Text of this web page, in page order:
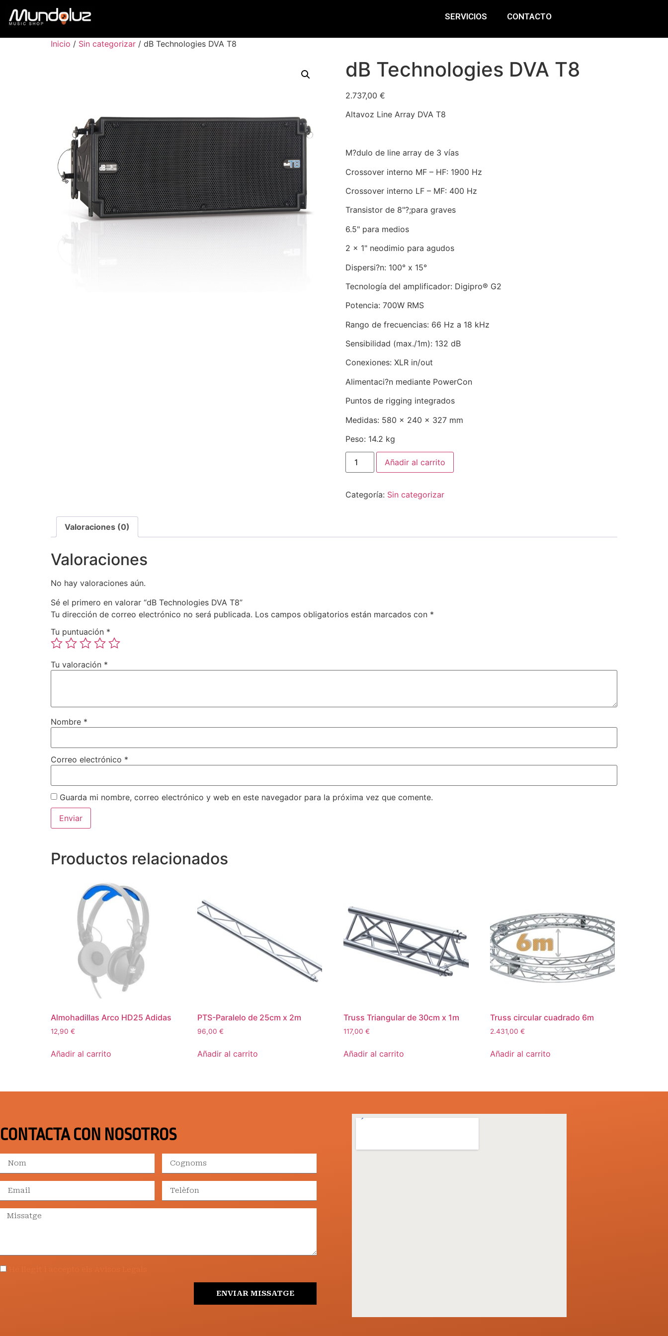
SERVICIOS CONTACTO
Inicio / Sin categorizar / dB Technologies DVA T8
dB Technologies DVA T8
2.737,00 €
Altavoz Line Array DVA T8
M?dulo de line array de 3 vías
Crossover interno MF – HF: 1900 Hz
Crossover interno LF – MF: 400 Hz
Transistor de 8"?;para graves
6.5" para medios
2 x 1" neodimio para agudos
Dispersi?n: 100° x 15°
Tecnología del amplificador: Digipro® G2
Potencia: 700W RMS
Rango de frecuencias: 66 Hz a 18 kHz
Sensibilidad (max./1m): 132 dB
Conexiones: XLR in/out
Alimentaci?n mediante PowerCon
Puntos de rigging integrados
Medidas: 580 x 240 x 327 mm
Peso: 14.2 kg
Añadir al carrito
Categoría: Sin categorizar
Valoraciones (0)
Valoraciones
No hay valoraciones aún.
Sé el primero en valorar “dB Technologies DVA T8”
Tu dirección de correo electrónico no será publicada. Los campos obligatorios están marcados con *
Tu puntuación *
Tu valoración *
Nombre *
Correo electrónico *
Guarda mi nombre, correo electrónico y web en este navegador para la próxima vez que comente.
Productos relacionados
Almohadillas Arco HD25 Adidas
12,90 €
Añadir al carrito
PTS-Paralelo de 25cm x 2m
96,00 €
Añadir al carrito
Truss Triangular de 30cm x 1m
117,00€
Añadir al carrito
Truss circular cuadrado 6m
2.431,00€
Añadir al carrito
CONTACTA CON NOSOTROS
ENVIAR MISSATGE